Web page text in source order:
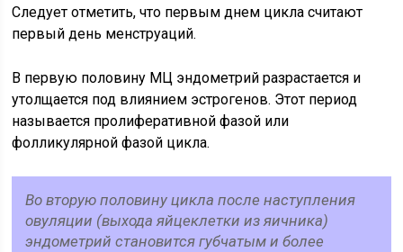
Следует отметить, что первым днем цикла считают
первый день менструаций.
В первую половину МЦ эндометрий разрастается и
утолщается под влиянием эстрогенов. Этот период
называется пролиферативной фазой или
фолликулярной фазой цикла.
Во вторую половину цикла после наступления
овуляции (выхода яйцеклетки из яичника)
эндометрий становится губчатым и более